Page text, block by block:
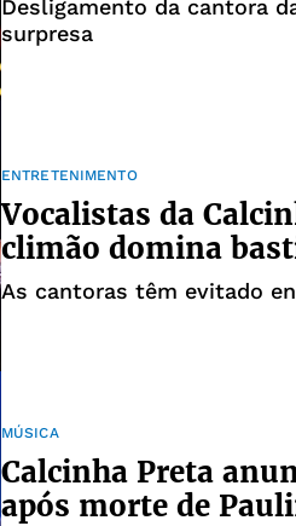
Desligamento da cantora
surpresa
ENTRETENIMENTO
Vocalistas da
climão domina
As cantoras têm evitado
MÚSICA
Calcinha Preta
após morte de